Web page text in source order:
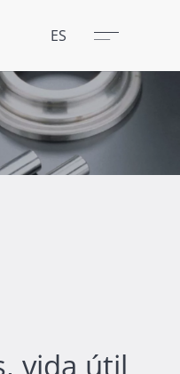
ES Menú
Cerrar
vida útil